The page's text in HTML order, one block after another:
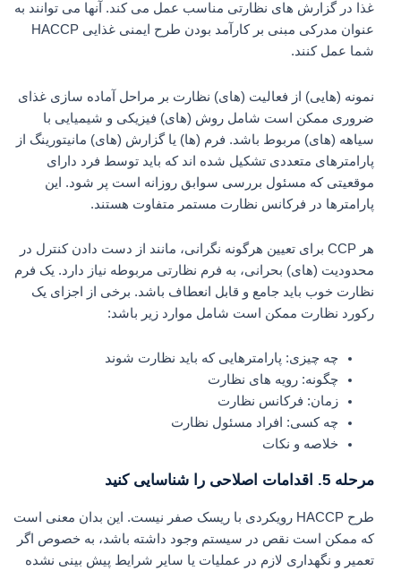
غذا در گزارش‌ های نظارتی مناسب عمل می‌ کند. آنها می توانند به
عنوان مدرکی مبنی بر کارآمد بودن طرح ایمنی غذایی HACCP
شما عمل کنند.
نمونه (‌هایی) از فعالیت (‌های) نظارت بر مراحل آماده‌ سازی غذای
ضروری ممکن است شامل روش‌ (های) فیزیکی و شیمیایی با
سیاهه (‌های) مربوط باشد. فرم‌ (ها) یا گزارش‌ (های) مانیتورینگ از
پارامترهای متعددی تشکیل شده‌ اند که باید توسط فرد دارای
موقعیتی که مسئول بررسی سوابق روزانه است پر شود. این
پارامترها در فرکانس نظارت مستمر متفاوت هستند.
هر CCP برای تعیین هرگونه نگرانی، مانند از دست دادن کنترل در
محدودیت (‌های) بحرانی، به فرم نظارتی مربوطه نیاز دارد. یک فرم
نظارت خوب باید جامع و قابل انعطاف باشد. برخی از اجزای یک
رکورد نظارت ممکن است شامل موارد زیر باشد:
چه چیزی: پارامترهایی که باید نظارت شوند
چگونه: رویه های نظارت
زمان: فرکانس نظارت
چه کسی: افراد مسئول نظارت
خلاصه و نکات
مرحله 5. اقدامات اصلاحی را شناسایی کنید
طرح HACCP رویکردی با ریسک صفر نیست. این بدان معنی است
که ممکن است نقص در سیستم وجود داشته باشد، به خصوص اگر
تعمیر و نگهداری لازم در عملیات یا سایر شرایط پیش بینی نشده